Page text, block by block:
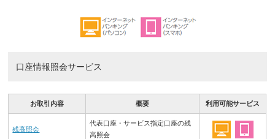
口座情報照会サービス
お取引内容 概要 利用可能サービス
残高照会
代表口座・サービス指定口座の残
高照会